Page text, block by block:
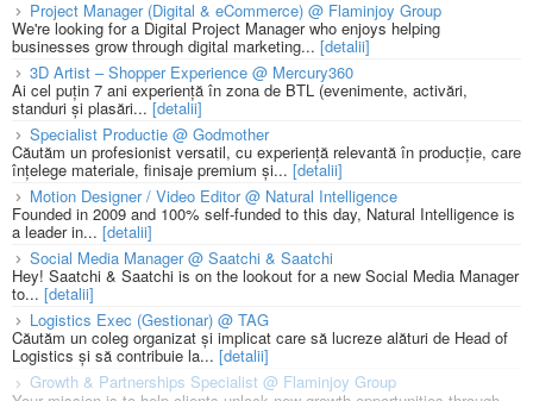
Project Manager (Digital & eCommerce) @ Flaminjoy Group
We're looking for a Digital Project Manager who enjoys helping
businesses grow through digital marketing... [detalii]
3D Artist – Shopper Experience @ Mercury360
Ai cel puțin 7 ani experiență în zona de BTL (evenimente, activări,
standuri și plasări...[detalii]
Specialist Productie @ Godmother
Căutăm un profesionist versatil, cu experiență relevantă în producție, care
înțelege materiale, finisaje premium și... [detalii]
Motion Designer / Video Editor @ Natural Intelligence
Founded in 2009 and 100% self-funded to this day, Natural Intelligence is
a leader in... [detalii]
Social Media Manager @ Saatchi & Saatchi
Hey! Saatchi & Saatchi is on the lookout for a new Social Media Manager
to... [detalii]
Logistics Exec (Gestionar) @ TAG
Căutăm un coleg organizat și implicat care să lucreze alături de Head of
Logistics și să contribuie la... [detalii]
Growth & Partnerships Specialist @ Flaminjoy Group